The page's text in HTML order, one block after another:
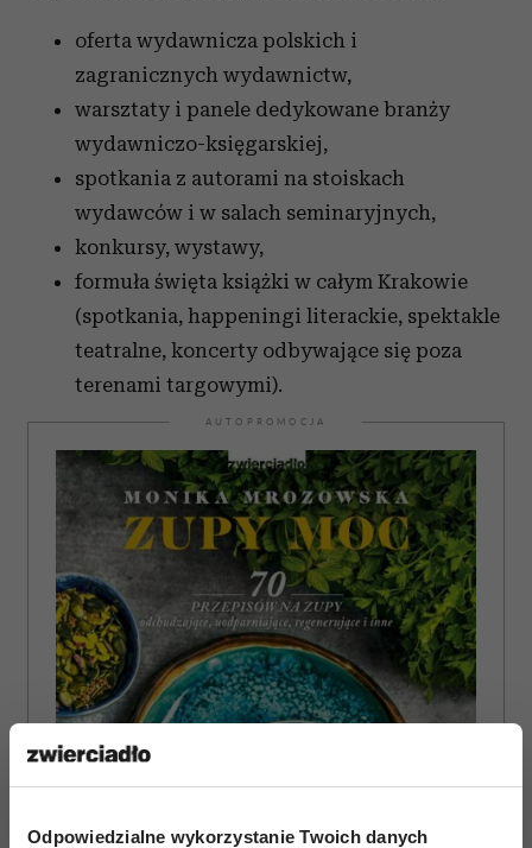
Odpowiedzialne wykorzystanie Twoich danych
oferta wydawnicza polskich i
zagranicznych wydawnictw,
warsztaty i panele dedykowane branży
wydawniczo-księgarskiej,
spotkania z autorami na stoiskach
wydawców i w salach seminaryjnych,
konkursy, wystawy,
formuła święta książki w całym Krakowie
(spotkania, happeningi literackie, spektakle
teatralne, koncerty odbywające się poza
terenami targowymi).
AUTOPROMOCJA